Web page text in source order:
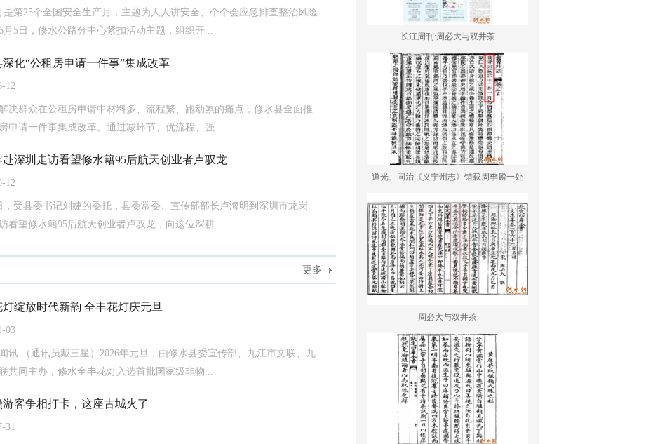
是第25个全国安全生产月，主题为人人讲安全、个个会应急排查整治风险
月5日，修水公路分中心紧扣活动主题，组织开...
化“公租房申请一件事”集成改革
12
决群众在公租房申请中材料多、流程繁、跑动累的痛点，修水县全面推
申请一件事集成改革。通过减环节、优流程、强...
赴深圳走访看望修水籍95后航天创业者卢驭龙
12
，受县委书记刘婕的委托，县委常委、宣传部部长卢海明到深圳市龙岗
看望修水籍95后航天创业者卢驭龙，向这位深耕...
更多
绽放时代新韵 全丰花灯庆元旦
03
讯 （通讯员戴三星）2026年元旦，由修水县委宣传部、九江市文联、九
共同主办，修水全丰花灯入选首批国家级非物...
游客争相打卡，这座古城火了
31
长江周刊:周必大与双井茶
道光、同治《义宁州志》错载周季麟一处
周必大与双井茶